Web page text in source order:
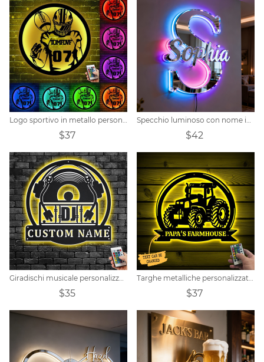
Logo sportivo in metallo personalizzato personalizzato per il football americano
$37
Specchio luminoso con nome iniziale personalizzato
$42
Giradischi musicale personalizzato da parete in metallo con luce a LED
$35
Targhe metalliche personalizzate per trattori
$37